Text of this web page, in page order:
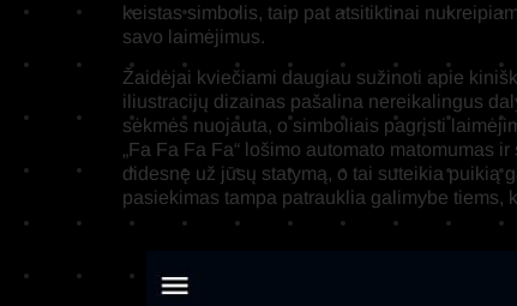
keistas simbolis, taip pat atsitiktinai
savo laimėjimus.
Žaidėjai kviečiami daugiau sužinoti apie
iliustracijų dizainas pašalina nereikalingus
sėkmės nuojauta, o simboliais pagrįsti
„Fa Fa Fa Fa“ lošimo automato matomumas
didesnę už jūsų statymą, o tai suteikia puikią
pasiekimas tampa patrauklia galimybe tiems,